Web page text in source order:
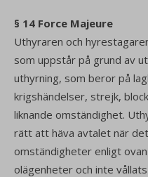
§ 14 Force Majeure
Uthyraren och
som uppstår på grund av
uthyrning, som beror på
krigshändelser, strejk,
liknande omständighet.
rätt att häva avtalet när
omständigheter enligt
olägenheter och inte